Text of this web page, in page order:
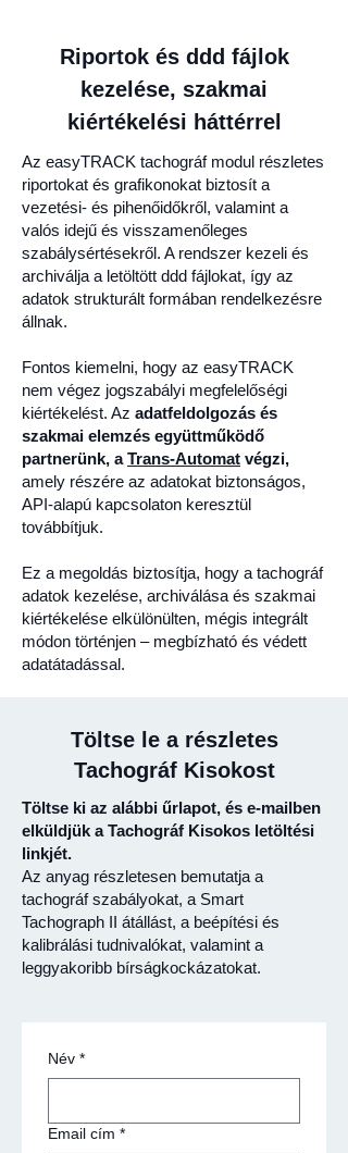
Riportok és ddd fájlok
kezelése, szakmai
kiértékelési háttérrel
Az easyTRACK tachográf modul részletes
riportokat és grafikonokat biztosít a
vezetési- és pihenőidőkről, valamint a
valós idejű és visszamenőleges
szabálysértésekről. A rendszer kezeli és
archiválja a letöltött ddd fájlokat, így az
adatok strukturált formában rendelkezésre
állnak.
Fontos kiemelni, hogy az easyTRACK
nem végez jogszabályi megfelelőségi
kiértékelést. Az adatfeldolgozás és
szakmai elemzés együttműködő
partnerünk, aTrans-Automat végzi,
amely részére az adatokat biztonságos,
API-alapú kapcsolaton keresztül
továbbítjuk.
Ez a megoldás biztosítja, hogy a tachográf
adatok kezelése, archiválása és szakmai
kiértékelése elkülönülten, mégis integrált
módon történjen – megbízható és védett
adatátadással.
Töltse le a részletes
Tachográf Kisokost
Töltse ki az alábbi űrlapot, és e-mailben
elküldjük a Tachográf Kisokos letöltési
linkjét.
Az anyag részletesen bemutatja a
tachográf szabályokat, a Smart
Tachograph II átállást, a beépítési és
kalibrálási tudnivalókat, valamint a
leggyakoribb bírságkockázatokat.
Név *
Email cím *